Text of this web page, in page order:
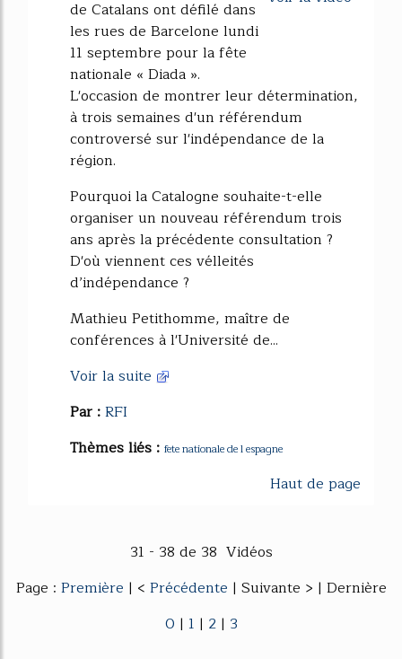
de Catalans ont défilé dans
les rues de Barcelone lundi
11 septembre pour la fête
nationale « Diada ».
L'occasion de montrer leur détermination,
à trois semaines d'un référendum
controversé sur l'indépendance de la
région.
Pourquoi la Catalogne souhaite-t-elle
organiser un nouveau référendum trois
ans après la précédente consultation ?
D'où viennent ces vélleités
d’indépendance ?
Mathieu Petithomme, maître de
conférences à l'Université de...
Voir la suite
Par :RFI
Thèmes liés : fete nationale de l espagne
Haut de page
31 - 38 de 38 Vidéos
Page : Première | < Précédente | Suivante > | Dernière
0 | 1 | 2| 3